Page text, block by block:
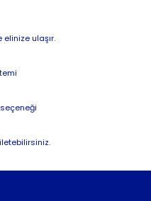
ulaşır.